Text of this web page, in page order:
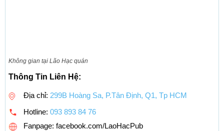
Không gian tại Lão Hạc quán
Thông Tin Liên Hệ:
Địa chỉ: 299B Hoàng Sa, P.Tân Định, Q1, Tp HCM
Hotline: 093 893 84 76
Fanpage: facebook.com/LaoHacPub